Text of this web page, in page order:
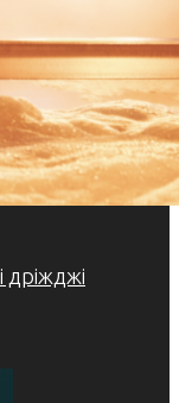
дріжджі